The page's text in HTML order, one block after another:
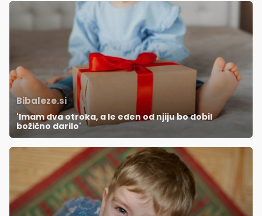
Bibaleze.si
'Imam dva otroka, a le eden od njiju bo dobil
božično darilo'